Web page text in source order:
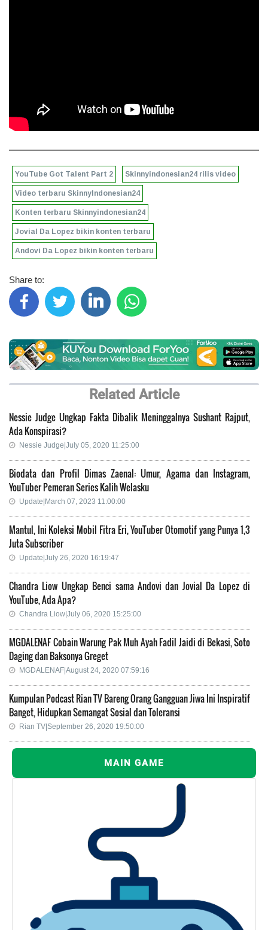
YouTube Got Talent Part 2 Skinnyindonesian24 rilis video
Video terbaru SkinnyIndonesian24
Konten terbaru Skinnyindonesian24
Jovial Da Lopez bikin konten terbaru
Andovi Da Lopez bikin konten terbaru
Share to:
Related Article
Nessie Judge Ungkap Fakta Dibalik Meninggalnya Sushant Rajput,
Ada Konspirasi?
Nessie Judge|July 05, 2020 11:25:00
Biodata dan Profil Dimas Zaenal: Umur, Agama dan Instagram,
YouTuber Pemeran Series Kalih Welasku
Update|March 07, 2023 11:00:00
Mantul, Ini Koleksi Mobil Fitra Eri, YouTuber Otomotif yang Punya 1,3
Juta Subscriber
Update|July 26, 2020 16:19:47
Chandra Liow Ungkap Benci sama Andovi dan Jovial Da Lopez di
YouTube, Ada Apa?
Chandra Liow|July 06, 2020 15:25:00
MGDALENAF Cobain Warung Pak Muh Ayah Fadil Jaidi di Bekasi, Soto
Daging dan Baksonya Greget
MGDALENAF|August 24, 2020 07:59:16
Kumpulan Podcast Rian TV Bareng Orang Gangguan Jiwa Ini Inspiratif
Banget, Hidupkan Semangat Sosial dan Toleransi
Rian TV|September 26, 2020 19:50:00
MAIN GAME